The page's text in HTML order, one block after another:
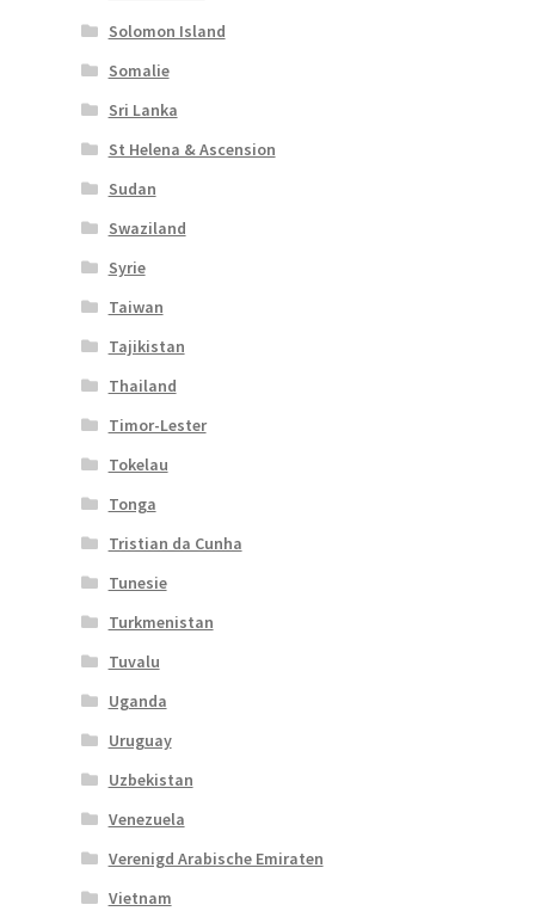
Solomon Island
Somalie
Sri Lanka
St Helena & Ascension
Sudan
Swaziland
Syrie
Taiwan
Tajikistan
Thailand
Timor-Lester
Tokelau
Tonga
Tristian da Cunha
Tunesie
Turkmenistan
Tuvalu
Uganda
Uruguay
Uzbekistan
Venezuela
Verenigd Arabische Emiraten
Vietnam